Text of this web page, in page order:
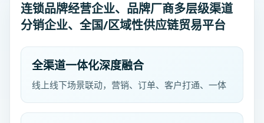
连锁品牌经营企业、品牌厂商多层级渠道
分销企业、全国/区域性供应链贸易平台
全渠道一体化深度融合
线上线下场景联动，营销、订单、客户打通、一体